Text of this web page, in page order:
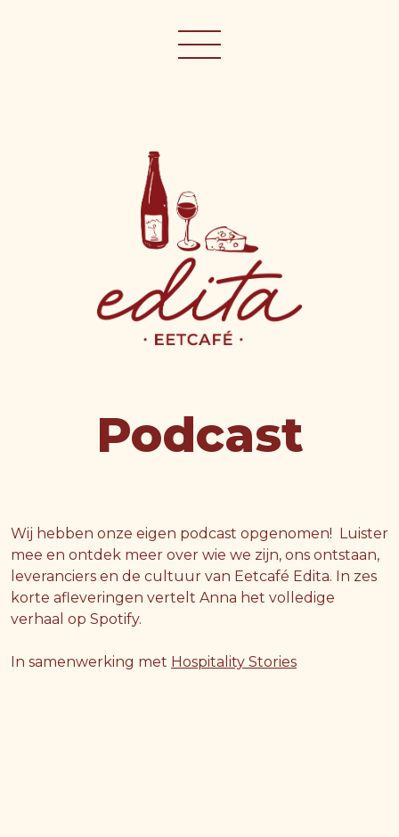
Podcast
Wij hebben onze eigen podcast opgenomen! Luister
mee en ontdek meer over wie we zijn, ons ontstaan,
leveranciers en de cultuur van Eetcafé Edita. In zes
korte afleveringen vertelt Anna het volledige
verhaal op Spotify.
In samenwerking met Hospitality Stories